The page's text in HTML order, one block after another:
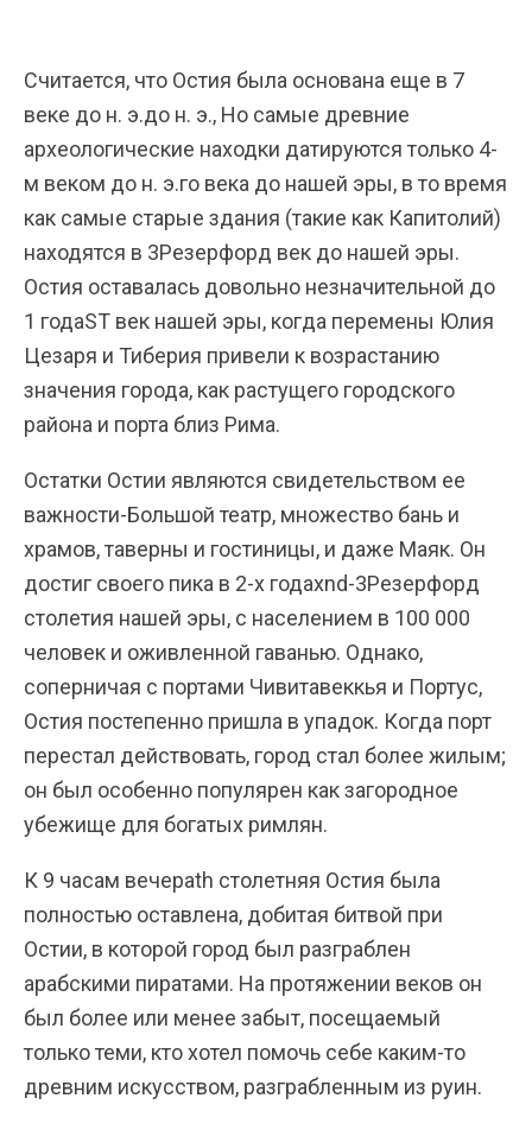
Считается, что Остия была основана еще в 7
веке до н. э.до н. э., Но самые древние
археологические находки датируются только 4-
м веком до н. э.го века до нашей эры, в то время
как самые старые здания (такие как Капитолий)
находятся в 3Резерфорд век до нашей эры.
Остия оставалась довольно незначительной до
1 годаST век нашей эры, когда перемены Юлия
Цезаря и Тиберия привели к возрастанию
значения города, как растущего городского
района и порта близ Рима.
Остатки Остии являются свидетельством ее
важности-Большой театр, множество бань и
храмов, таверны и гостиницы, и даже Маяк. Он
достиг своего пика в 2-х годахnd-3Резерфорд
столетия нашей эры, с населением в 100 000
человек и оживленной гаванью. Однако,
соперничая с портами Чивитавеккья и Портус,
Остия постепенно пришла в упадок. Когда порт
перестал действовать, город стал более жилым;
он был особенно популярен как загородное
убежище для богатых римлян.
К 9 часам вечераth столетняя Остия была
полностью оставлена, добитая битвой при
Остии, в которой город был разграблен
арабскими пиратами. На протяжении веков он
был более или менее забыт, посещаемый
только теми, кто хотел помочь себе каким-то
древним искусством, разграбленным из руин.